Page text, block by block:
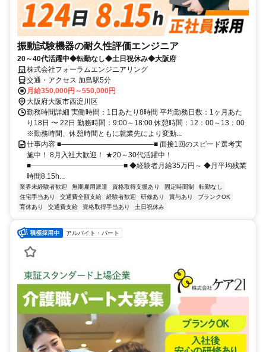
振動試験機器の耐久性評価エンジニア
20～40代活躍中◆転勤なし◆土日祝休み◆大阪府
株式会社フォーラムエンジニアリング
交通・アクセス 加島駅5分
月給350,000円～550,000円
大阪府大阪市西淀川区
勤務時間詳細 実働時間：1日あたり8時間 平均勤務日数：1ヶ月あた
り18日 〜 22日 勤務時間：9:00～18:00 休憩時間：12：00～13：00
※勤務時間、休憩時間ともに就業先により変動...
仕事内容 ■―――――――――――――■ 面接1回のスピード選考実
施中！ 8月入社大歓迎！ ★20～30代活躍中！
■―――――――――――――■ ◆経験者月給35万円～ ◆月平均残業
時間8.15h...
業界未経験者歓迎 無期雇用派遣 資格取得支援あり 固定時間制
転勤なし
住宅手当あり
交通費全額支給 経験者歓迎 研修あり 賞与あり
ブランクOK
育休あり
交通費支給 資格取得手当あり 土日祝休み
アルバイト・パート